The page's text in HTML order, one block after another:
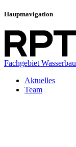
Hauptnavigation
Fachgebiet Wasserbau
Aktuelles
Team